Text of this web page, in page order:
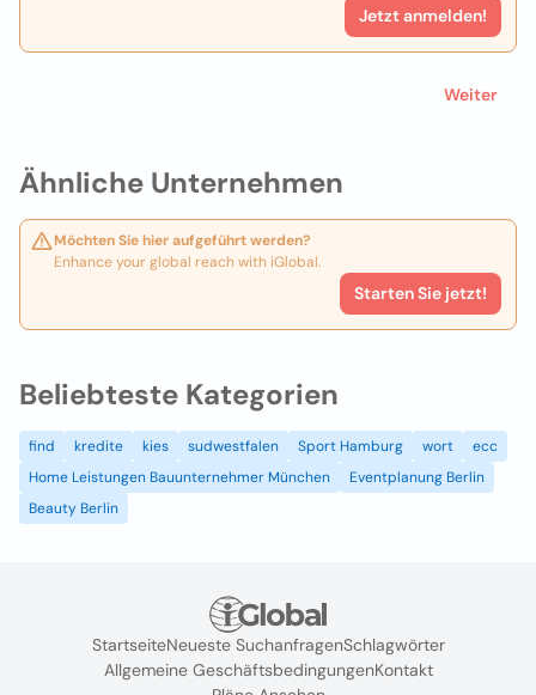
Ähnliche Unternehmen
Möchten Sie hier aufgeführt werden?
Enhance your global reach with iGlobal.
Starten Sie jetzt!
Jetzt anmelden!
Weiter
Beliebteste Kategorien
find kredite kies sudwestfalen Sport Hamburg wort
ecc
Home Leistungen Bauunternehmer München
Eventplanung Berlin
Beauty Berlin
StartseiteNeueste SuchanfragenSchlagwörter
Allgemeine GeschäftsbedingungenKontakt